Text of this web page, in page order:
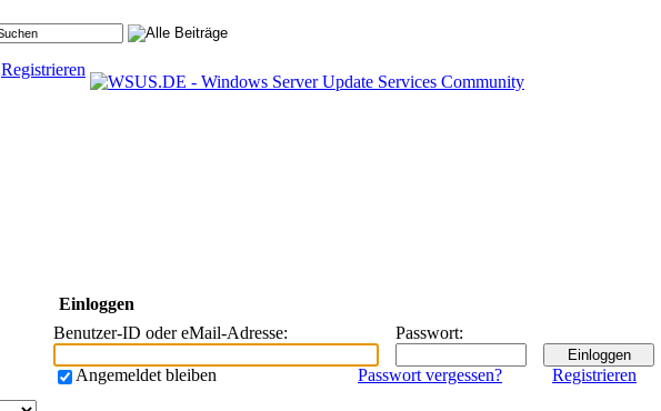
Registrieren
Einloggen
Benutzer-ID oder eMail-Adresse: Passwort:
Angemeldet bleiben Registrieren
Passwort vergessen?